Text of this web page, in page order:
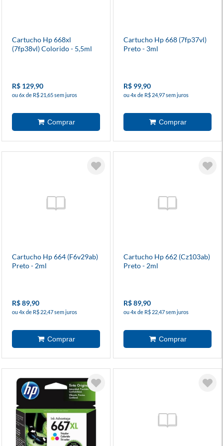
Cartucho Hp 668xl
(7fp38vl) Colorido - 5,5ml
R$ 129,90
ou 6x de R$ 21,65 sem juros
Cartucho Hp 668 (7fp37vl)
Preto - 3ml
R$ 99,90
ou 4x de R$ 24,97 sem juros
Cartucho Hp 664 (F6v29ab)
Preto - 2ml
R$ 89,90
ou 4x de R$ 22,47 sem juros
Cartucho Hp 662 (Cz103ab)
Preto - 2ml
R$ 89,90
ou 4x de R$ 22,47 sem juros